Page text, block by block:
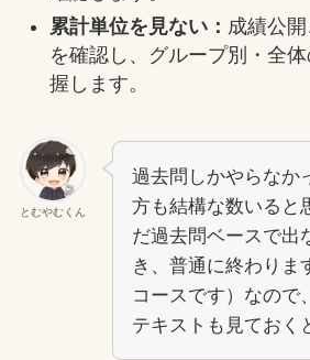
累計単位を見ない： 成績公
を確認し、グループ別・全
握します。
とむやむくん
過去問しかやらなか
方も結構な数いると
だ過去問ベースで出
き、普通に終わりま
コースです）なので
テキストも見ておく